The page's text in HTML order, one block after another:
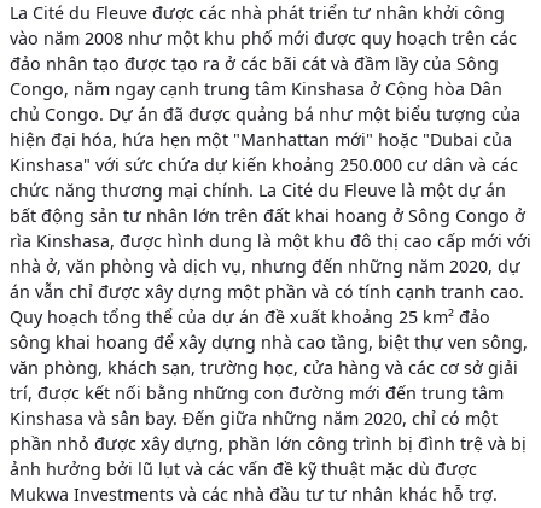
La Cité du Fleuve được các nhà phát triển tư nhân khởi công
vào năm 2008 như một khu phố mới được quy hoạch trên các
đảo nhân tạo được tạo ra ở các bãi cát và đầm lầy của Sông
Congo, nằm ngay cạnh trung tâm Kinshasa ở Cộng hòa Dân
chủ Congo. Dự án đã được quảng bá như một biểu tượng của
hiện đại hóa, hứa hẹn một "Manhattan mới" hoặc "Dubai của
Kinshasa" với sức chứa dự kiến khoảng 250.000 cư dân và các
chức năng thương mại chính. La Cité du Fleuve là một dự án
bất động sản tư nhân lớn trên đất khai hoang ở Sông Congo ở
rìa Kinshasa, được hình dung là một khu đô thị cao cấp mới với
nhà ở, văn phòng và dịch vụ, nhưng đến những năm 2020, dự
án vẫn chỉ được xây dựng một phần và có tính cạnh tranh cao.
Quy hoạch tổng thể của dự án đề xuất khoảng 25 km² đảo
sông khai hoang để xây dựng nhà cao tầng, biệt thự ven sông,
văn phòng, khách sạn, trường học, cửa hàng và các cơ sở giải
trí, được kết nối bằng những con đường mới đến trung tâm
Kinshasa và sân bay. Đến giữa những năm 2020, chỉ có một
phần nhỏ được xây dựng, phần lớn công trình bị đình trệ và bị
ảnh hưởng bởi lũ lụt và các vấn đề kỹ thuật mặc dù được
Mukwa Investments và các nhà đầu tư tư nhân khác hỗ trợ.